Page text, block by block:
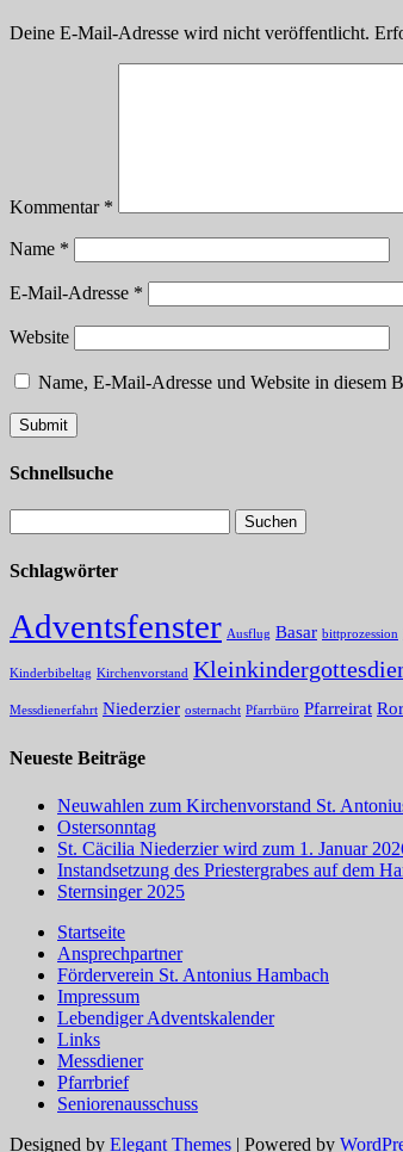
Deine E-Mail-Adresse wird nicht veröffentlicht.
Kommentar *
Name *
E-Mail-Adresse *
Website
Name, E-Mail-Adresse und Website in diesem
Schnellsuche
Schlagwörter
Adventsfenster Ausflug Basar bittprozession
Kinderbibeltag Kirchenvorstand
Messdienerfahrt Niederzier osternacht Pfarrbüro Pfarreirat
Neueste Beiträge
Neuwahlen zum Kirchenvorstand St.
Ostersonntag
St. Cäcilia Niederzier wird zum 1. Januar
Instandsetzung des Priestergrabes auf dem
Sternsinger 2025
Startseite
Ansprechpartner
Förderverein St. Antonius Hambach
Impressum
Lebendiger Adventskalender
Links
Messdiener
Pfarrbrief
Seniorenausschuss
Designed by Elegant Themes | Powered by